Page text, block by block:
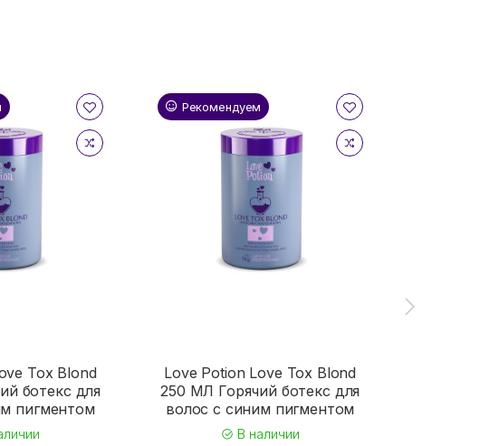
Tox Blond
ботекс для
пигментом
Рекомендуем
Love Potion Love Tox Blond
250 МЛ Горячий ботекс для
волос с синим пигментом
В наличии